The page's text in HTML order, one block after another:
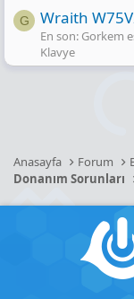
G Wraith
En son: Gorkem
Klavye
Anasayfa Forum
Donanım Sorunları